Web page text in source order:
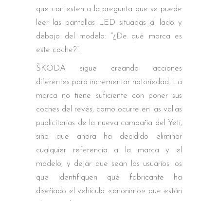
que contesten a la pregunta que se puede
leer las pantallas LED situadas al lado y
debajo del modelo: “¿De qué marca es
este coche?”.
ŠKODA sigue creando acciones
diferentes para incrementar notoriedad. La
marca no tiene suficiente con poner sus
coches del revés, como ocurre en las vallas
publicitarias de la nueva campaña del Yeti,
sino que ahora ha decidido eliminar
cualquier referencia a la marca y el
modelo, y dejar que sean los usuarios los
que identifiquen qué fabricante ha
diseñado el vehículo «anónimo» que están